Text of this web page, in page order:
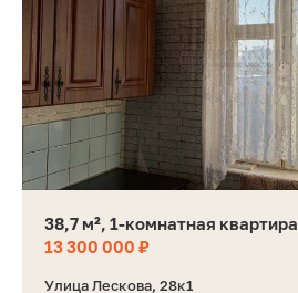
38,7 м², 1-комнатная квартира
13 300 000 ₽
Улица Лескова, 28к1